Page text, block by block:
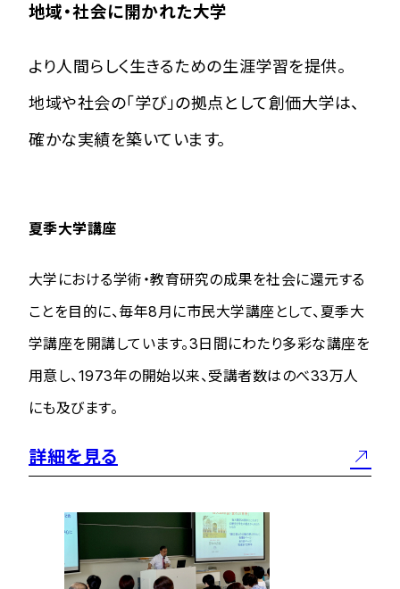
地域・社会に開かれた大学
より人間らしく生きるための生涯学習を提供。
地域や社会の「学び」の拠点として創価大学は、
確かな実績を築いています。
夏季大学講座
大学における学術・教育研究の成果を社会に還元する
ことを目的に、毎年8月に市民大学講座として、夏季大
学講座を開講しています。3日間にわたり多彩な講座を
用意し、1973年の開始以来、受講者数はのべ33万人
にも及びます。
詳細を見る